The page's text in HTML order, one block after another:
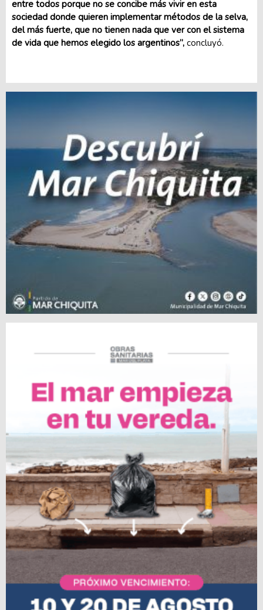
entre todos porque no se concibe más vivir en esta
sociedad donde quieren implementar métodos de la selva,
del más fuerte, que no tienen nada que ver con el sistema
de vida que hemos elegido los argentinos”, concluyó.